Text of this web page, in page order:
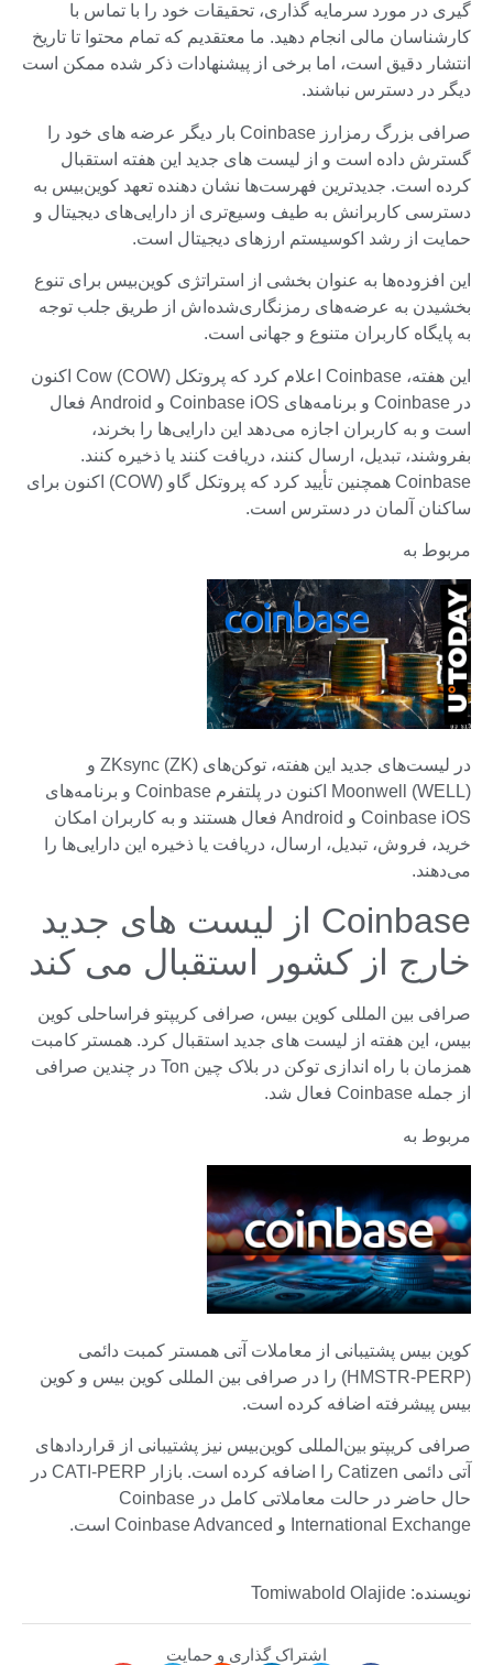
گیری در مورد سرمایه گذاری، تحقیقات خود را با تماس با
کارشناسان مالی انجام دهید. ما معتقدیم که تمام محتوا تا تاریخ
انتشار دقیق است، اما برخی از پیشنهادات ذکر شده ممکن است
دیگر در دسترس نباشند.
صرافی بزرگ رمزارز Coinbase بار دیگر عرضه های خود را
گسترش داده است و از لیست های جدید این هفته استقبال
کرده است. جدیدترین فهرست‌ها نشان دهنده تعهد کوین‌بیس به
دسترسی کاربرانش به طیف وسیع‌تری از دارایی‌های دیجیتال و
حمایت از رشد اکوسیستم ارزهای دیجیتال است.
این افزوده‌ها به عنوان بخشی از استراتژی کوین‌بیس برای تنوع
بخشیدن به عرضه‌های رمزنگاری‌شده‌اش از طریق جلب توجه
به پایگاه کاربران متنوع و جهانی است.
این هفته، Coinbase اعلام کرد که پروتکل Cow (COW) اکنون
در Coinbase و برنامه‌های Coinbase iOS و Android فعال
است و به کاربران اجازه می‌دهد این دارایی‌ها را بخرند،
بفروشند، تبدیل، ارسال کنند، دریافت کنند یا ذخیره کنند.
Coinbase همچنین تأیید کرد که پروتکل گاو (COW) اکنون برای
ساکنان آلمان در دسترس است.
مربوط به
در لیست‌های جدید این هفته، توکن‌های ZKsync (ZK) و
Moonwell (WELL) اکنون در پلتفرم Coinbase و برنامه‌های
Coinbase iOS و Android فعال هستند و به کاربران امکان
خرید، فروش، تبدیل، ارسال، دریافت یا ذخیره این دارایی‌ها را
می‌دهند.
Coinbase از لیست های جدید
خارج از کشور استقبال می کند
صرافی بین المللی کوین بیس، صرافی کریپتو فراساحلی کوین
بیس، این هفته از لیست های جدید استقبال کرد. همستر کامبت
همزمان با راه اندازی توکن در بلاک چین Ton در چندین صرافی
از جمله Coinbase فعال شد.
مربوط به
کوین بیس پشتیبانی از معاملات آتی همستر کمبت دائمی
(HMSTR-PERP) را در صرافی بین المللی کوین بیس و کوین
بیس پیشرفته اضافه کرده است.
صرافی کریپتو بین‌المللی کوین‌بیس نیز پشتیبانی از قراردادهای
آتی دائمی Catizen را اضافه کرده است. بازار CATI-PERP در
حال حاضر در حالت معاملاتی کامل در Coinbase
International Exchange و Coinbase Advanced است.
نویسنده: Tomiwabold Olajide
اشتراک گذاری و حمایت